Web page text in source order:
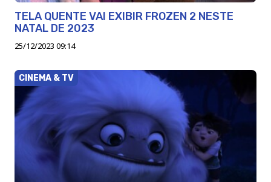
TELA QUENTE VAI EXIBIR FROZEN 2 NESTE
NATAL DE 2023
25/12/2023 09:14
CINEMA & TV